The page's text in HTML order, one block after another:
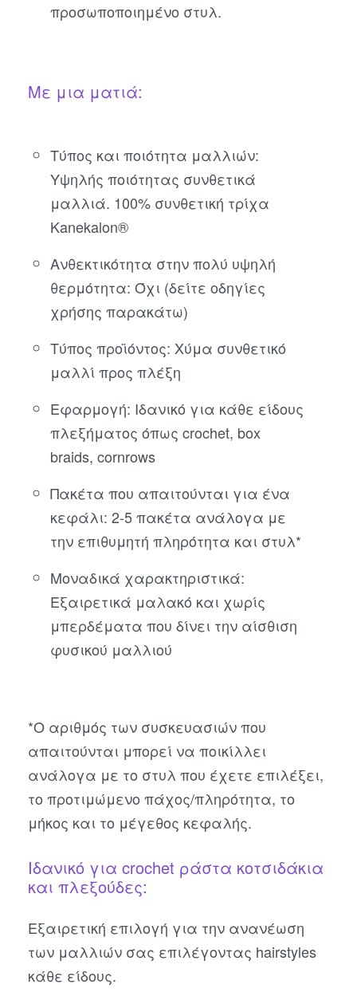
προσωποποιημένο στυλ.
Με μια ματιά:
Τύπος και ποιότητα μαλλιών:
Υψηλής ποιότητας συνθετικά
μαλλιά. 100% συνθετική τρίχα
Kanekalon®
Ανθεκτικότητα στην πολύ υψηλή
θερμότητα: Όχι (δείτε οδηγίες
χρήσης παρακάτω)
Τύπος προϊόντος: Χύμα συνθετικό
μαλλί προς πλέξη
Εφαρμογή: Ιδανικό για κάθε είδους
πλεξήματος όπως crochet, box
braids, cornrows
Πακέτα που απαιτούνται για ένα
κεφάλι: 2-5 πακέτα ανάλογα με
την επιθυμητή πληρότητα και στυλ*
Μοναδικά χαρακτηριστικά:
Εξαιρετικά μαλακό και χωρίς
μπερδέματα που δίνει την αίσθιση
φυσικού μαλλιού
*Ο αριθμός των συσκευασιών που
απαιτούνται μπορεί να ποικίλλει
ανάλογα με το στυλ που έχετε επιλέξει,
το προτιμώμενο πάχος/πληρότητα, το
μήκος και το μέγεθος κεφαλής.
Ιδανικό για crochet ράστα κοτσιδάκια
και πλεξούδες:
Εξαιρετική επιλογή για την ανανέωση
των μαλλιών σας επιλέγοντας hairstyles
κάθε είδους.